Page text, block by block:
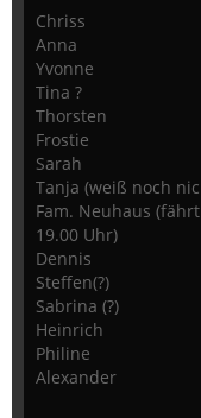
Chriss
Anna
Yvonne
Tina ?
Thorsten
Frostie
Sarah
Tanja (weiß noch
Fam. Neuhaus
19.00 Uhr)
Dennis
Steffen(?)
Sabrina (?)
Heinrich
Philine
Alexander